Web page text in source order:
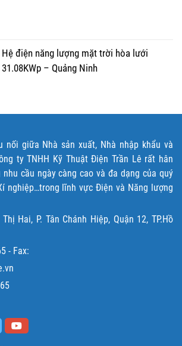
Hệ điện năng lượng mặt trời hòa lưới
31.08KWp – Quảng Ninh
nối giữa Nhà sản xuất, Nhà nhập khẩu và
ty TNHH Kỹ Thuật Điện Trần Lê rất hân
cầu ngày càng cao và đa dạng của quý
nghiệp…trong lĩnh vực Điện và Năng lượng
Hai, P. Tân Chánh Hiệp, Quận 12, TP.Hồ
- Fax: